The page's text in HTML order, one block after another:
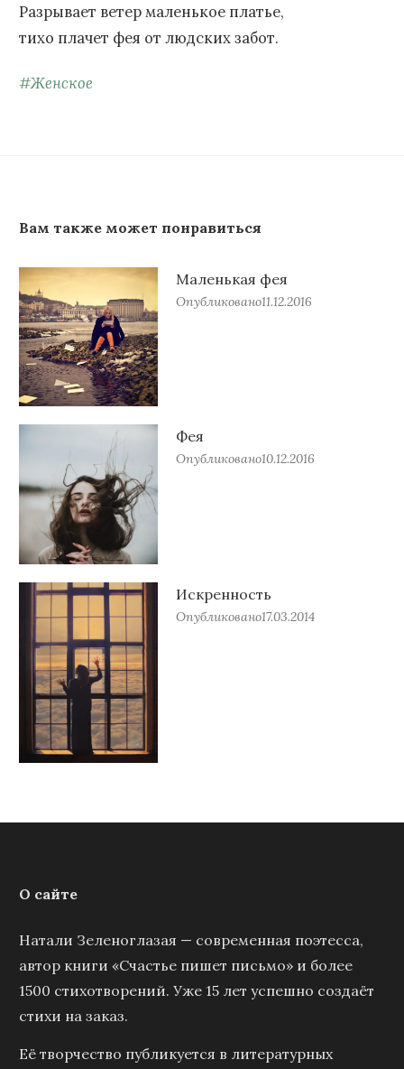
Разрывает ветер маленькое платье,
тихо плачет фея от людских забот.
#Женское
Вам также может понравиться
Маленькая фея
Опубликовано11.12.2016
Фея
Опубликовано10.12.2016
Искренность
Опубликовано17.03.2014
О сайте
Натали Зеленоглазая — современная поэтесса,
автор книги «Счастье пишет письмо» и более
1500 стихотворений. Уже 15 лет успешно создаёт
стихи на заказ.
Её творчество публикуется в литературных